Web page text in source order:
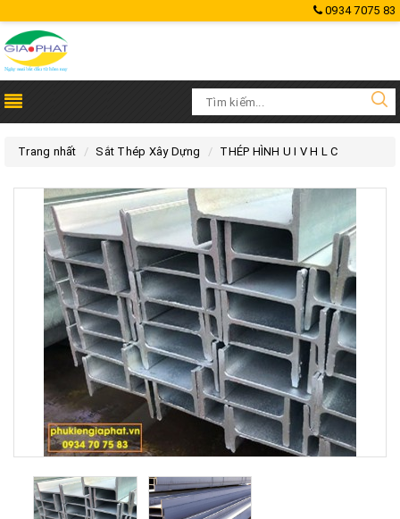
0934 7075 83
Trang nhất Sắt Thép Xây Dựng THÉP HÌNH U I V H L C